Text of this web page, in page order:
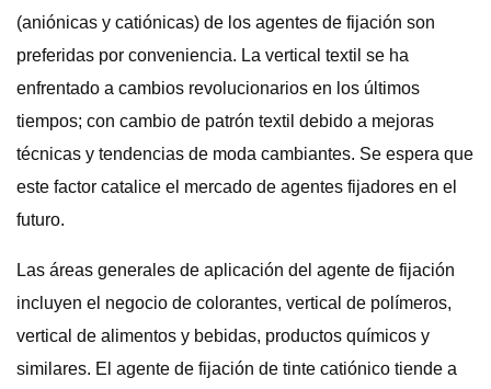
(aniónicas y catiónicas) de los agentes de fijación son
preferidas por conveniencia. La vertical textil se ha
enfrentado a cambios revolucionarios en los últimos
tiempos; con cambio de patrón textil debido a mejoras
técnicas y tendencias de moda cambiantes. Se espera que
este factor catalice el mercado de agentes fijadores en el
futuro.
Las áreas generales de aplicación del agente de fijación
incluyen el negocio de colorantes, vertical de polímeros,
vertical de alimentos y bebidas, productos químicos y
similares. El agente de fijación de tinte catiónico tiende a